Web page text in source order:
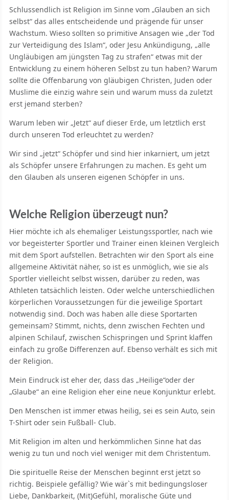
Schlussendlich ist Religion im Sinne vom „Glauben an sich
selbst“ das alles entscheidende und prägende für unser
Wachstum. Wieso sollten so primitive Ansagen wie „der Tod
zur Verteidigung des Islam“, oder Jesu Ankündigung, „alle
Ungläubigen am jüngsten Tag zu strafen“ etwas mit der
Entwicklung zu einem höheren Selbst zu tun haben? Warum
sollte die Offenbarung von gläubigen Christen, Juden oder
Muslime die einzig wahre sein und warum muss da zuletzt
erst jemand sterben?
Warum leben wir „Jetzt“ auf dieser Erde, um letztlich erst
durch unseren Tod erleuchtet zu werden?
Wir sind „jetzt“ Schöpfer und sind hier inkarniert, um jetzt
als Schöpfer unsere Erfahrungen zu machen. Es geht um
den Glauben als unseren eigenen Schöpfer in uns.
Welche Religion überzeugt nun?
Hier möchte ich als ehemaliger Leistungssportler, nach wie
vor begeisterter Sportler und Trainer einen kleinen Vergleich
mit dem Sport aufstellen. Betrachten wir den Sport als eine
allgemeine Aktivität näher, so ist es unmöglich, wie sie als
Sportler vielleicht selbst wissen, darüber zu reden, was
Athleten tatsächlich leisten. Oder welche unterschiedlichen
körperlichen Voraussetzungen für die jeweilige Sportart
notwendig sind. Doch was haben alle diese Sportarten
gemeinsam? Stimmt, nichts, denn zwischen Fechten und
alpinen Schilauf, zwischen Schispringen und Sprint klaffen
einfach zu große Differenzen auf. Ebenso verhält es sich mit
der Religion.
Mein Eindruck ist eher der, dass das „Heilige“oder der
„Glaube“ an eine Religion eher eine neue Konjunktur erlebt.
Den Menschen ist immer etwas heilig, sei es sein Auto, sein
T-Shirt oder sein Fußball- Club.
Mit Religion im alten und herkömmlichen Sinne hat das
wenig zu tun und noch viel weniger mit dem Christentum.
Die spirituelle Reise der Menschen beginnt erst jetzt so
richtig. Beispiele gefällig? Wie wär`s mit bedingungsloser
Liebe, Dankbarkeit, (Mit)Gefühl, moralische Güte und